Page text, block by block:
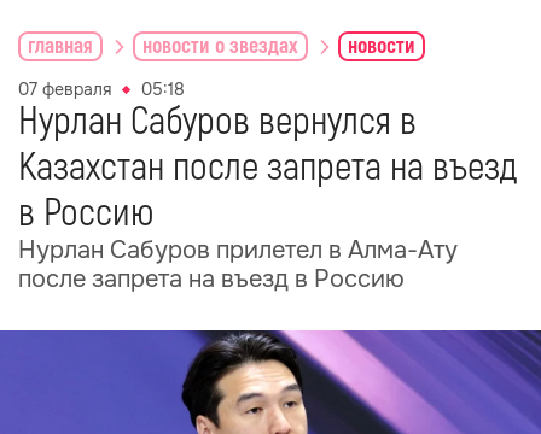
главная новости о звездах новости
07 февраля 05:18
Нурлан Сабуров вернулся в
Казахстан после запрета на въезд
в Россию
Нурлан Сабуров прилетел в Алма-Ату
после запрета на въезд в Россию